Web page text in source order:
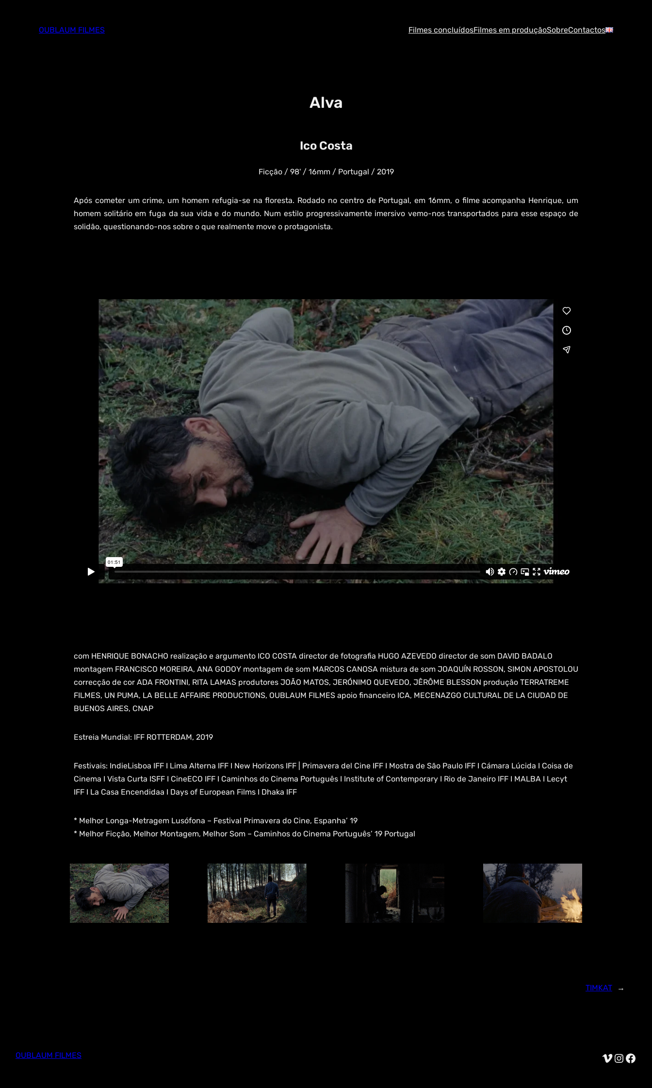
OUBLAUM FILMES Filmes concluídosFilmes em produçãoSobreContactos
Alva
Ico Costa
Ficção / 98' / 16mm / Portugal / 2019
Após cometer um crime, um homem refugia-se na floresta. Rodado no centro de Portugal, em 16mm, o filme acompanha Henrique, um
homem solitário em fuga da sua vida e do mundo. Num estilo progressivamente imersivo vemo-nos transportados para esse espaço de
solidão, questionando-nos sobre o que realmente move o protagonista.
com HENRIQUE BONACHO realização e argumento ICO COSTA director de fotografia HUGO AZEVEDO director de som DAVID BADALO
montagem FRANCISCO MOREIRA, ANA GODOY montagem de som MARCOS CANOSA mistura de som JOAQUÍN ROSSON, SIMON APOSTOLOU
correcção de cor ADA FRONTINI, RITA LAMAS produtores JOÃO MATOS, JERÓNIMO QUEVEDO, JÊRÔME BLESSON produção TERRATREME
FILMES, UN PUMA, LA BELLE AFFAIRE PRODUCTIONS, OUBLAUM FILMES apoio financeiro ICA, MECENAZGO CULTURAL DE LA CIUDAD DE
BUENOS AIRES, CNAP
Estreia Mundial: IFF ROTTERDAM, 2019
Festivais: IndieLisboa IFF I Lima Alterna IFF I New Horizons IFF | Primavera del Cine IFF I Mostra de São Paulo IFF I Cámara Lúcida I Coisa de
Cinema I Vista Curta ISFF I CineECO IFF I Caminhos do Cinema Português I Institute of Contemporary I Rio de Janeiro IFF I MALBA I Lecyt
IFF I La Casa Encendidaa I Days of European Films I Dhaka IFF
* Melhor Longa-Metragem Lusófona – Festival Primavera do Cine, Espanha’ 19
* Melhor Ficção, Melhor Montagem, Melhor Som – Caminhos do Cinema Português’ 19 Portugal
TIMKAT →
OUBLAUM FILMES Vimeo Instagram Facebook